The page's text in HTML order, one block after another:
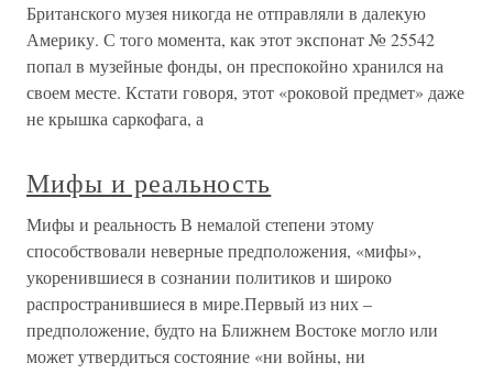
Британского музея никогда не отправляли в далекую
Америку. С того момента, как этот экспонат № 25542
попал в музейные фонды, он преспокойно хранился на
своем месте. Кстати говоря, этот «роковой предмет» даже
не крышка саркофага, а
Мифы и реальность
Мифы и реальность В немалой степени этому
способствовали неверные предположения, «мифы»,
укоренившиеся в сознании политиков и широко
распространившиеся в мире.Первый из них –
предположение, будто на Ближнем Востоке могло или
может утвердиться состояние «ни войны, ни